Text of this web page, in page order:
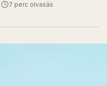
7 perc olvasás